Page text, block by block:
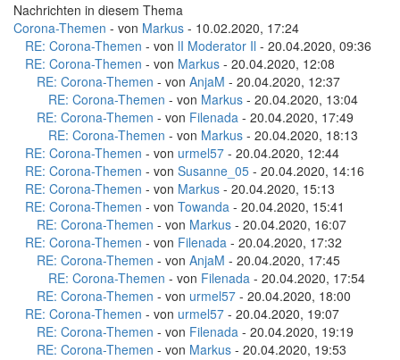
Nachrichten in diesem Thema
Corona-Themen - von Markus - 10.02.2020, 17:24
RE: Corona-Themen - von lI Moderator Il - 20.04.2020, 09:36
RE: Corona-Themen - von Markus - 20.04.2020, 12:08
RE: Corona-Themen - von AnjaM - 20.04.2020, 12:37
RE: Corona-Themen - von Markus - 20.04.2020, 13:04
RE: Corona-Themen - von Filenada - 20.04.2020, 17:49
RE: Corona-Themen - von Markus - 20.04.2020, 18:13
RE: Corona-Themen - von urmel57 - 20.04.2020, 12:44
RE: Corona-Themen - von Susanne_05 - 20.04.2020, 14:16
RE: Corona-Themen - von Markus - 20.04.2020, 15:13
RE: Corona-Themen - von Towanda - 20.04.2020, 15:41
RE: Corona-Themen - von Markus - 20.04.2020, 16:07
RE: Corona-Themen - von Filenada - 20.04.2020, 17:32
RE: Corona-Themen - von AnjaM - 20.04.2020, 17:45
RE: Corona-Themen - von Filenada - 20.04.2020, 17:54
RE: Corona-Themen - von urmel57 - 20.04.2020, 18:00
RE: Corona-Themen - von urmel57 - 20.04.2020, 19:07
RE: Corona-Themen - von Filenada - 20.04.2020, 19:19
RE: Corona-Themen - von Markus - 20.04.2020, 19:53